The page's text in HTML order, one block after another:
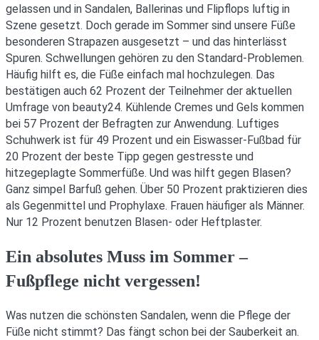
gelassen und in Sandalen, Ballerinas und Flipflops luftig in
Szene gesetzt. Doch gerade im Sommer sind unsere Füße
besonderen Strapazen ausgesetzt – und das hinterlässt
Spuren. Schwellungen gehören zu den Standard-Problemen.
Häufig hilft es, die Füße einfach mal hochzulegen. Das
bestätigen auch 62 Prozent der Teilnehmer der aktuellen
Umfrage von beauty24. Kühlende Cremes und Gels kommen
bei 57 Prozent der Befragten zur Anwendung. Luftiges
Schuhwerk ist für 49 Prozent und ein Eiswasser-Fußbad für
20 Prozent der beste Tipp gegen gestresste und
hitzegeplagte Sommerfüße. Und was hilft gegen Blasen?
Ganz simpel Barfuß gehen. Über 50 Prozent praktizieren dies
als Gegenmittel und Prophylaxe. Frauen häufiger als Männer.
Nur 12 Prozent benutzen Blasen- oder Heftplaster.
Ein absolutes Muss im Sommer –
Fußpflege nicht vergessen!
Was nutzen die schönsten Sandalen, wenn die Pflege der
Füße nicht stimmt? Das fängt schon bei der Sauberkeit an.